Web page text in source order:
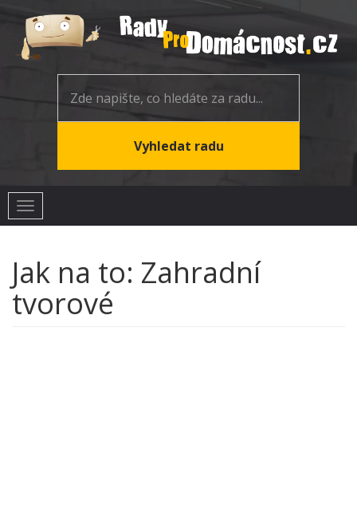
Toggle
navigation
Jak na to: Zahradní
tvorové